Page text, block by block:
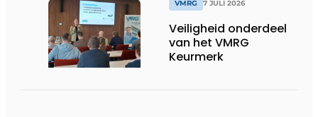
VMRG 7 JULI 2026
Veiligheid onderdeel
van het VMRG
Keurmerk